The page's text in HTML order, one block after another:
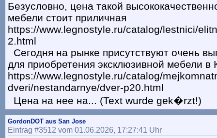
Безусловно, цена такой
мебели стоит приличная
https://www.legnostyle.ru/catalog/lestnici/
2.html
Сегодня на рынке присутствуют очень
для приобретения эксклюзивной мебели в
https://www.legnostyle.ru/catalog/
dveri/nestandarnye/dver-p20.html
Цена на нее на... (Text wurde gek�rzt!)
GordonDOT aus San Jose
Eintrag #3512 vom 01.06.2026, 17:27:41 Uhr